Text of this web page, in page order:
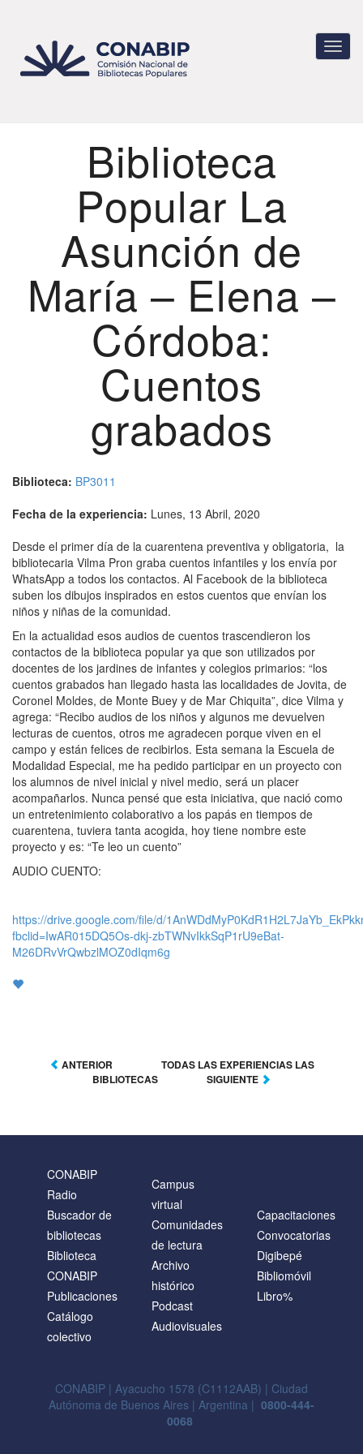
contenido
principal
Biblioteca
Popular La
Asunción de
María – Elena –
Córdoba:
Cuentos
grabados
Biblioteca: BP3011
Fecha de la experiencia: Lunes, 13 Abril, 2020
Desde el primer día de la cuarentena preventiva y obligatoria, la
bibliotecaria Vilma Pron graba cuentos infantiles y los envía por
WhatsApp a todos los contactos. Al Facebook de la biblioteca
suben los dibujos inspirados en estos cuentos que envían los
niños y niñas de la comunidad.
En la actualidad esos audios de cuentos trascendieron los
contactos de la biblioteca popular ya que son utilizados por
docentes de los jardines de infantes y colegios primarios: “los
cuentos grabados han llegado hasta las localidades de Jovita, de
Coronel Moldes, de Monte Buey y de Mar Chiquita”, dice Vilma y
agrega: “Recibo audios de los niños y algunos me devuelven
lecturas de cuentos, otros me agradecen porque viven en el
campo y están felices de recibirlos. Esta semana la Escuela de
Modalidad Especial, me ha pedido participar en un proyecto con
los alumnos de nivel inicial y nivel medio, será un placer
acompañarlos. Nunca pensé que esta iniciativa, que nació como
un entretenimiento colaborativo a los papás en tiempos de
cuarentena, tuviera tanta acogida, hoy tiene nombre este
proyecto y es: “Te leo un cuento”
AUDIO CUENTO:
https://drive.google.com/file/d/
fbclid=IwAR015DQ5Os-dkj-zbTWNvIkkSqP1rU9eBat-
M26DRvVrQwbzlMOZ0dIqm6g
ANTERIOR
TODAS LAS EXPERIENCIAS LAS
BIBLIOTECAS
SIGUIENTE
CONABIP
Radio
Buscador de
bibliotecas
Biblioteca
CONABIP
Publicaciones
Catálogo
colectivo
Campus
virtual
Comunidades
de lectura
Archivo
histórico
Podcast
Audiovisuales
Capacitaciones
Convocatorias
Digibepé
Bibliomóvil
Libro%
CONABIP | Ayacucho 1578 (C1112AAB) | Ciudad
Autónoma de Buenos Aires | Argentina | 0800-444-
0068